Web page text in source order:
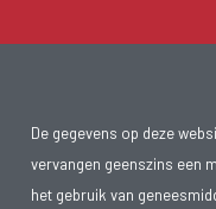
De gegevens op deze
vervangen geenszins een
het gebruik van